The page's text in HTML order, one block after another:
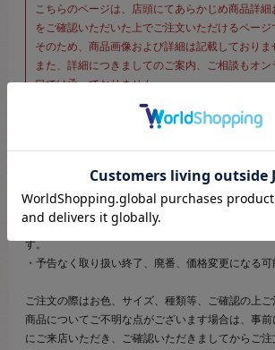
こちらのページは、店頭にてあらかじめ商品詳細
をご確認いただいた上でご注文いただけるページ
そのため、商品画像および詳細は記載しておりま
また、詳細につきましてのご案内、ご相談もオ
口では承っておりません。
併せて下記のご説明事項につきましてもご確認、
文いただきますようお願いいたします。
・メール等での画像送信はいたしかねますのでご了
・商品の特性等により、ご注文後にご連絡を差し上
す。
・予告なく取り扱い終了、廃番、価格変更になる可
ご注文の際はお色、サイズ、種類等、ご確認の上ご
商品についてご不明な点がございます場合は、事前
にご来店いただき、ご確認いただきましてからご注